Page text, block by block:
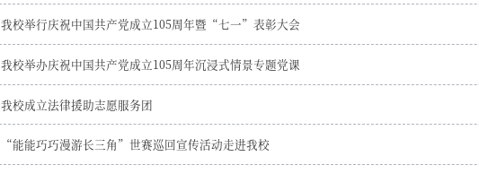
我校举行庆祝中国共产党成立105周年暨“七一”表彰大会
我校举办庆祝中国共产党成立105周年沉浸式情景专题党课
我校成立法律援助志愿服务团
“能能巧巧漫游长三角”世赛巡回宣传活动走进我校